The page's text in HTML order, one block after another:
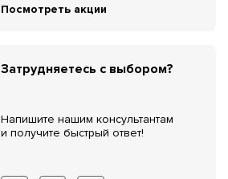
Посмотреть акции
Затрудняетесь с выбором?
Напишите нашим консультантам
и получите быстрый ответ!